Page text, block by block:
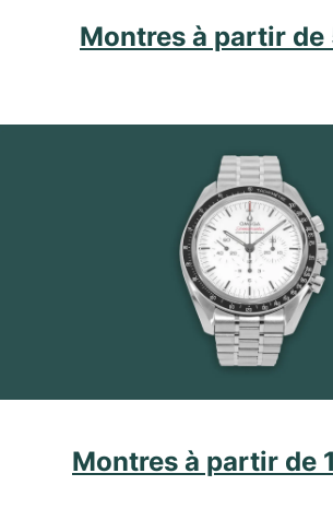
Montres à partir
Montres à partir de